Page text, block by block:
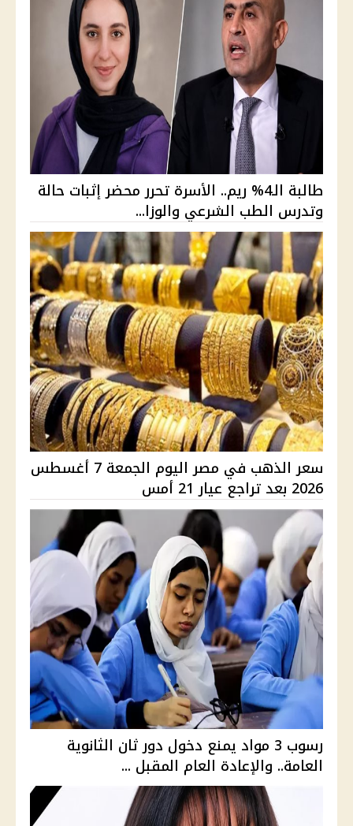
طالبة الـ4% ريم.. الأسرة تحرر محضر إثبات حالة
وتدرس الطب الشرعي والوزا...
سعر الذهب في مصر اليوم الجمعة 7 أغسطس
2026 بعد تراجع عيار 21 أمس
رسوب 3 مواد يمنع دخول دور ثان الثانوية
العامة.. والإعادة العام المقبل ...